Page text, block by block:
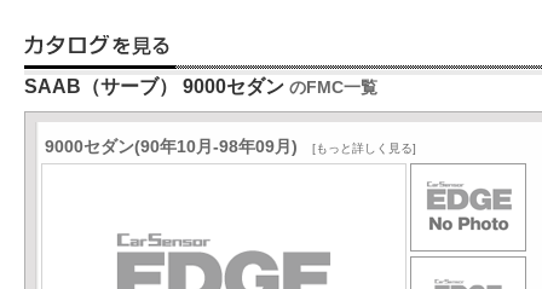
SAAB（サーブ） 9000セダン のFMC一覧
9000セダン(90年10月-98年09月) [もっと詳しく見る]